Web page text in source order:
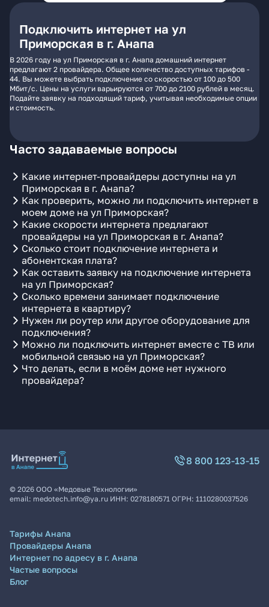
Подключить интернет на ул
Приморская в г. Анапа
В 2026 году на ул Приморская в г. Анапа домашний интернет
предлагают 2 провайдера. Общее количество доступных тарифов -
44. Вы можете выбрать подключение со скоростью от 100 до 500
Мбит/с. Цены на услуги варьируются от 700 до 2100 рублей в месяц.
Подайте заявку на подходящий тариф, учитывая необходимые опции
и стоимость.
Часто задаваемые вопросы
Какие интернет-провайдеры доступны на ул
Приморская в г. Анапа?
Как проверить, можно ли подключить интернет в
моем доме на ул Приморская?
Какие скорости интернета предлагают
провайдеры на ул Приморская в г. Анапа?
Сколько стоит подключение интернета и
абонентская плата?
Как оставить заявку на подключение интернета
на ул Приморская?
Сколько времени занимает подключение
интернета в квартиру?
Нужен ли роутер или другое оборудование для
подключения?
Можно ли подключить интернет вместе с ТВ или
мобильной связью на ул Приморская?
Что делать, если в моём доме нет нужного
провайдера?
8 800 123-13-15
© 2026 ООО «Медовые Технологии»
email: medotech.info@ya.ru ИНН: 0278180571 ОГРН: 1110280037526
Тарифы Анапа
Провайдеры Анапа
Интернет по адресу в г. Анапа
Частые вопросы
Блог